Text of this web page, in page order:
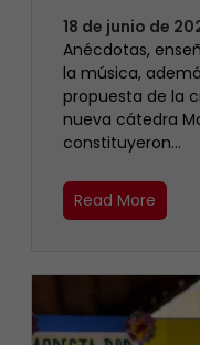
18 de junio de
Anécdotas,
la música,
propuesta de la
nueva cátedra
constituyeron…
Read More